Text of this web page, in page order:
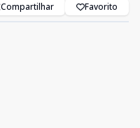
Compartilhar Favorito